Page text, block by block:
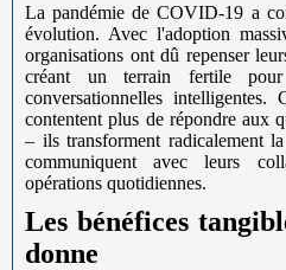
La pandémie de COVID-19 a
évolution. Avec l'adoption
organisations ont dû repenser
créant un terrain fertile
conversationnelles intelligentes.
contentent plus de répondre aux
– ils transforment radicalement
communiquent avec leurs
opérations quotidiennes.
Les bénéfices
donne